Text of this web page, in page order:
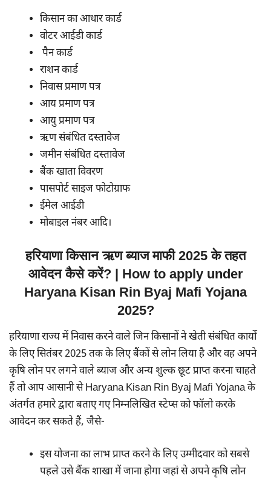
किसान का आधार कार्ड
वोटर आईडी कार्ड
पैन कार्ड
राशन कार्ड
निवास प्रमाण पत्र
आय प्रमाण पत्र
आयु प्रमाण पत्र
ऋण संबंधित दस्तावेज
जमीन संबंधित दस्तावेज
बैंक खाता विवरण
पासपोर्ट साइज फोटोग्राफ
ईमेल आईडी
मोबाइल नंबर आदि।
हरियाणा किसान ऋण ब्याज माफी 2025 के तहत
आवेदन कैसे करें? | How to apply under
Haryana Kisan Rin Byaj Mafi Yojana
2025?
हरियाणा राज्य में निवास करने वाले जिन किसानों ने खेती संबंधित कार्यों
के लिए सितंबर 2025 तक के लिए बैंकों से लोन लिया है और वह अपने
कृषि लोन पर लगने वाले ब्याज और अन्य शुल्क छूट प्राप्त करना चाहते
हैं तो आप आसानी से Haryana Kisan Rin Byaj Mafi Yojana के
अंतर्गत हमारे द्वारा बताए गए निम्नलिखित स्टेप्स को फॉलो करके
आवेदन कर सकते हैं, जैसे-
इस योजना का लाभ प्राप्त करने के लिए उम्मीदवार को सबसे
पहले उसे बैंक शाखा में जाना होगा जहां से अपने कृषि लोन